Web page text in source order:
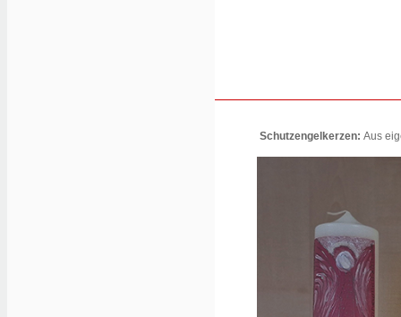
Schutzengelkerzen: Aus